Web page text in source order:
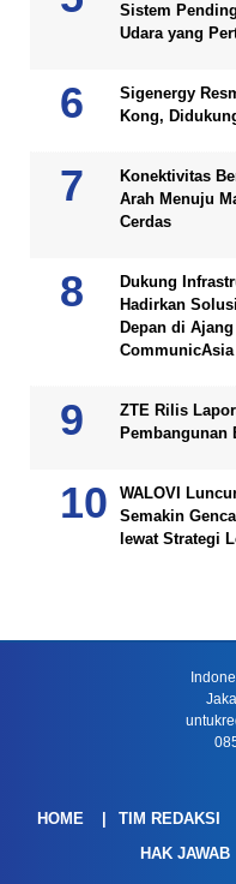
Sistem
Udara yang
Sigenergy
Kong,
Konektivitas
Arah Menuju
Cerdas
Dukung
Hadirkan
Depan di
CommunicAsia
ZTE Rilis
Pembangunan
WALOVI
Semakin
lewat Strategi
HOME TIM REDAKSI
HAK JAWAB